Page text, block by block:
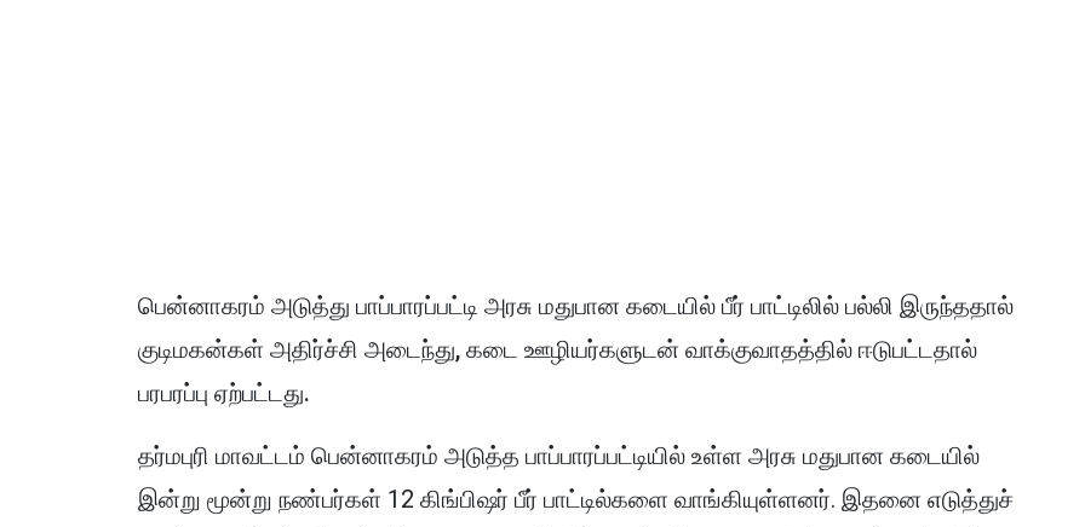
பென்னாகரம் அடுத்து பாப்பாரப்பட்டி அரசு மதுபான கடையில் பீர் பாட்டிலில் பல்லி இருந்ததால்
குடிமகன்கள் அதிர்ச்சி அடைந்து, கடை ஊழியர்களுடன் வாக்குவாதத்தில் ஈடுபட்டதால்
பரபரப்பு ஏற்பட்டது.
தர்மபுரி மாவட்டம் பென்னாகரம் அடுத்த பாப்பாரப்பட்டியில் உள்ள அரசு மதுபான கடையில்
இன்று மூன்று நண்பர்கள் 12 கிங்பிஷர் பீர் பாட்டில்களை வாங்கியுள்ளனர். இதனை எடுத்துச்